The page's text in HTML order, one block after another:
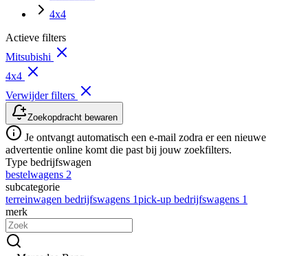
4x4
Actieve filters
Mitsubishi
4x4
Verwijder filters
Zoekopdracht bewaren
Je ontvangt automatisch een e-mail zodra er een nieuwe
advertentie online komt die past bij jouw zoekfilters.
Type bedrijfswagen
bestelwagens 2
subcategorie
terreinwagen bedrijfswagens 1pick-up bedrijfswagens 1
merk